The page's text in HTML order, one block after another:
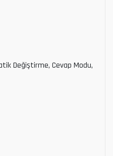
Değiştirme, Cevap Modu,